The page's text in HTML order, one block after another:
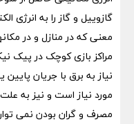
گازوییل و گاز را به انرژی
معنی که در منازل و در
مراکز بازی کوچک در پیک
مورد نیاز است و نیز به
مصرف و گران بودن نمی